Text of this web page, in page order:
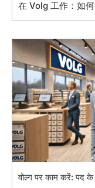
在 Volg 工作：如
वोल्ग पर काम करें: पद